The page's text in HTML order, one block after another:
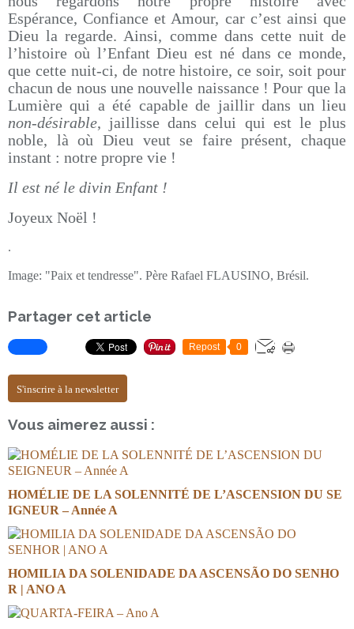
Espérance, Confiance et Amour, car c’est ainsi que
Dieu la regarde. Ainsi, comme dans cette nuit de
l’histoire où l’Enfant Dieu est né dans ce monde,
que cette nuit-ci, de notre histoire, ce soir, soit pour
chacun de nous une nouvelle naissance ! Pour que la
Lumière qui a été capable de jaillir dans un lieu
non-désirable, jaillisse dans celui qui est le plus
noble, là où Dieu veut se faire présent, chaque
instant : notre propre vie !
Il est né le divin Enfant !
Joyeux Noël !
.
Image: "Paix et tendresse". Père Rafael FLAUSINO, Brésil.
Partager cet article
Repost 0
S'inscrire à la newsletter
Vous aimerez aussi :
HOMÉLIE DE LA SOLENNITÉ DE L’ASCENSION DU SE
IGNEUR – Année A
HOMILIA DA SOLENIDADE DA ASCENSÃO DO SENHO
R | ANO A